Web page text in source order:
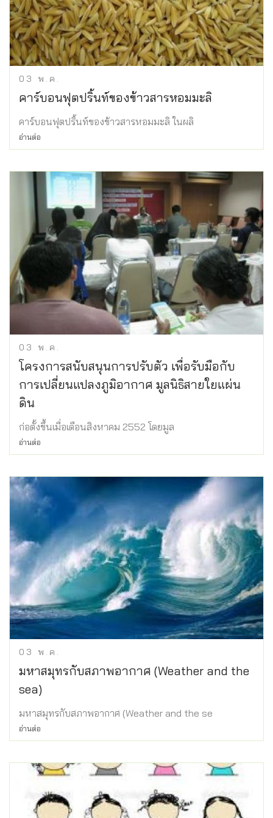
03 พ.ค.
คาร์บอนฟุตปริ้นท์ของข้าวสารหอมมะลิ
คาร์บอนฟุตปริ้นท์ของข้าวสารหอมมะลิ ในผลิ
อ่านต่อ
03 พ.ค.
โครงการสนับสนุนการปรับตัว เพื่อรับมือกับ
การเปลี่ยนแปลงภูมิอากาศ มูลนิธิสายใยแผ่น
ดิน
ก่อตั้งขึ้นเมื่อเดือนสิงหาคม 2552 โดยมูล
อ่านต่อ
03 พ.ค.
มหาสมุทรกับสภาพอากาศ (Weather and the
sea)
มหาสมุทรกับสภาพอากาศ (Weather and the se
อ่านต่อ